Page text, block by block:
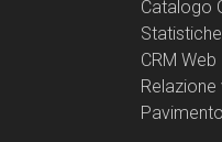
Catalogo
CRM Web
Relazione